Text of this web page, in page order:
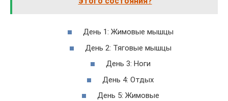
День 1: Жимовые мышцы
День 2: Тяговые мышцы
День 3: Ноги
День 4: Отдых
День 5: Жимовые